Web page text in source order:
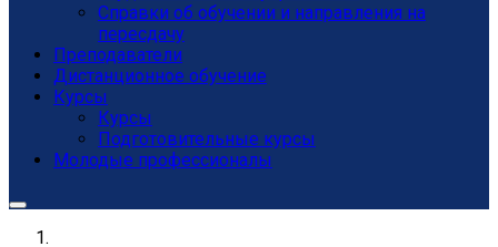
Справки об обучении и направления на
пересдачу
Преподаватели
Дистанционное обучение
Курсы
Курсы
Подготовительные курсы
Молодые профессионалы